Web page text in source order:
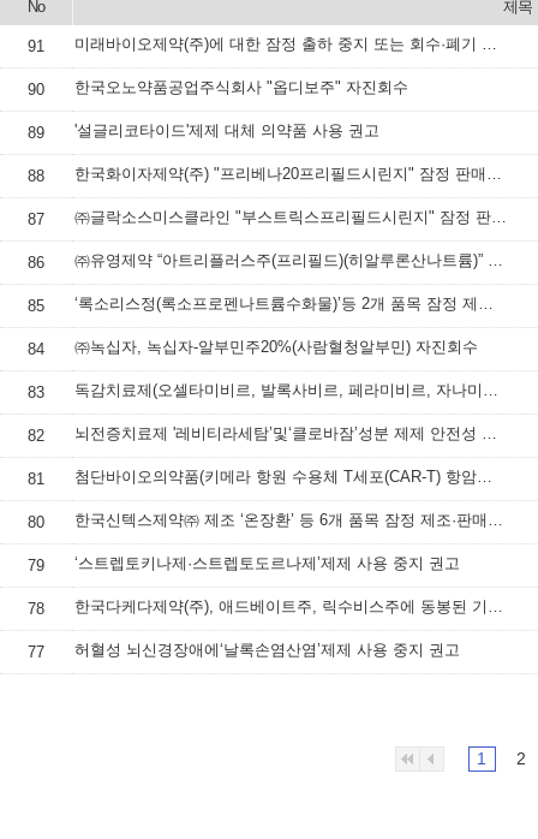
No 제목
91 미래바이오제약(주)에 대한 잠정 출하 중지 또는 회수·폐기 등 명령하고, 속보 배포
90 한국오노약품공업주식회사 "옵디보주" 자진회수
89 '설글리코타이드'제제 대체 의약품 사용 권고
88 한국화이자제약(주) "프리베나20프리필드시린지" 잠정 판매사용중지 조치
87 ㈜글락소스미스클라인 "부스트릭스프리필드시린지" 잠정 판매·사용 중지 조치
86 ㈜유영제약 “아트리플러스주(프리필드)(히알루론산나트륨)” 잠정 판매·사용 중지
85 ‘록소리스정(록소프로펜나트륨수화물)’등 2개 품목 잠정 제조·판매·사용 중지
84 ㈜녹십자, 녹십자-알부민주20%(사람혈청알부민) 자진회수
83 독감치료제(오셀타미비르, 발록사비르, 페라미비르, 자나미비르 성분 제제) 처방‧투여 시 주의사항
82 뇌전증치료제 '레비티라세탐’및‘클로바잠’성분 제제 안전성 정보
81 첨단바이오의약품(키메라 항원 수용체 T세포(CAR-T) 항암제) 안전성 정보
80 한국신텍스제약㈜ 제조 ‘온장환’ 등 6개 품목 잠정 제조·판매 중지 및 회수 조치
79 ‘스트렙토키나제·스트렙토도르나제’제제 사용 중지 권고
78 한국다케다제약(주), 애드베이트주, 릭수비스주에 동봉된 기구 교체 안내
77 허혈성 뇌신경장애에‘날록손염산염’제제 사용 중지 권고
1 2